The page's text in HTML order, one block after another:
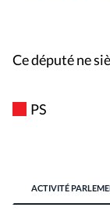
Ce député ne
PS
ACTIVITÉ